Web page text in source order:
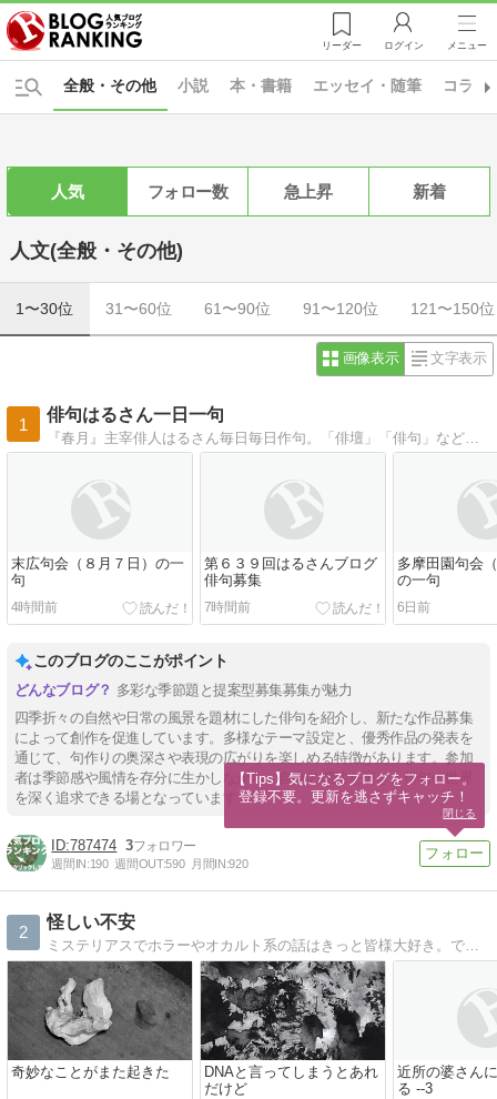
リーダー ログイン メニュー
小説 本・書籍 エッセイ・随筆 コラム
全般・その他
人気 フォロー数 急上昇 新着
人文(全般・その他)
1〜30位 31〜60位 61〜90位 91〜120位 121〜150位
画像表示 文字表示
1
俳句はるさん一日一句
『春月』主宰俳人はるさん毎日毎日作句。「俳壇」「俳句」などでもおなじみの、芯の通った俳句を季節とともに。
末広句会（８月７日）の一
句
4時間前
第６３９回はるさんブログ
俳句募集
7時間前
多摩田園句会
の一句
6日前
このブログのここがポイント
多彩な季節題と提案型募集募集が魅力
四季折々の自然や日常の風景を題材にした俳句を紹介し、新たな作品募集
によって創作を促進しています。多様なテーマ設定と、優秀作品の発表を
通じて、句作りの奥深さや表現の広がりを楽しめる特徴があります。参加
者は季節感や風情を存分に生かしながら、自身の感性を磨き、俳句の世界
を深く追求できる場となっています。
787474 3
週間IN:190 週間OUT:590 月間IN:920
2
怪しい不安
ミステリアスでホラーやオカルト系の話はきっと皆様大好き。でもどうしてなのか。時折絵を描きながらあてもなくツラツラ考えています
奇妙なことがまた起きた
DNAと言ってしまうとあれ
だけど
近所の婆さん
る --3
【Tips】気になるブログをフォロー。
登録不要。更新を逃さずキャッチ！
閉じる